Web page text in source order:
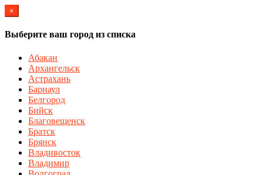
×
Выберите ваш город из списка
Абакан
Архангельск
Астрахань
Барнаул
Белгород
Бийск
Благовещенск
Братск
Брянск
Владивосток
Владимир